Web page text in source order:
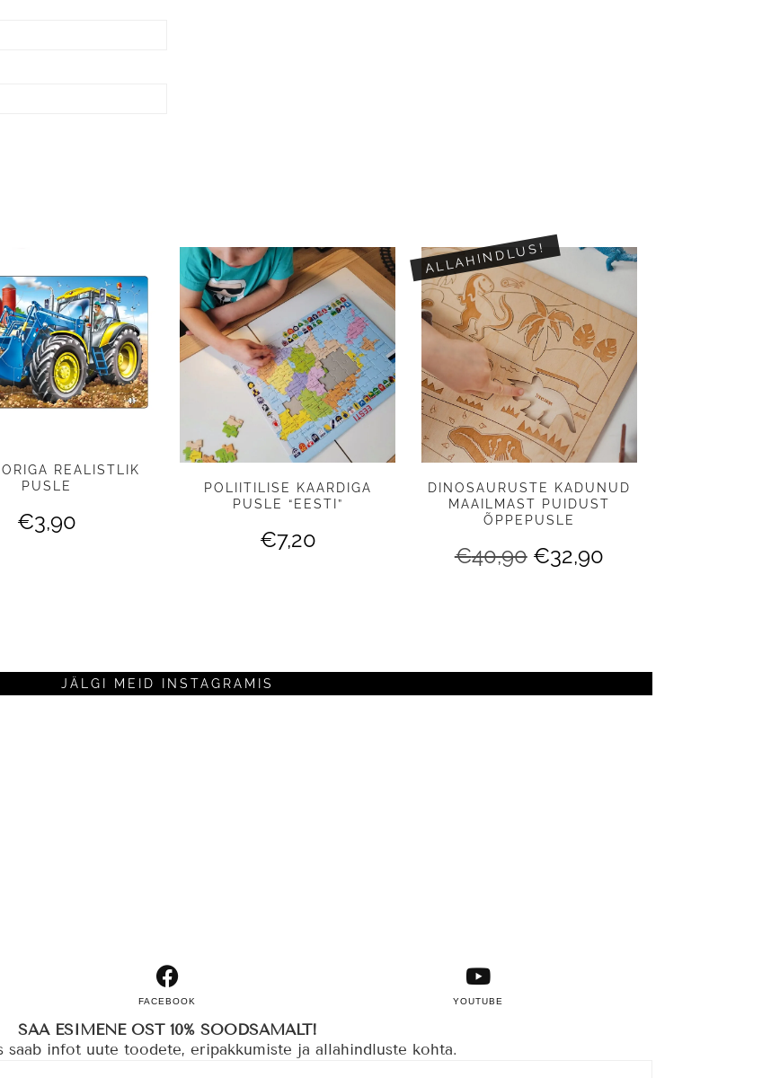
REALISTLIK
PUSLE
€3,90
POLIITILISE KAARDIGA
PUSLE “EESTI”
€7,20
ALLAHINDLUS!
DINOSAURUSTE KADUNUD
MAAILMAST PUIDUST
ÕPPEPUSLE
€40,90 Algne
hind
€32,90
JÄLGI MEID INSTAGRAMIS
FACEBOOK YOUTUBE
SAA ESIMENE OST 10% SOODSAMALT!
saab infot uute toodete, eripakkumiste ja allahindluste kohta.